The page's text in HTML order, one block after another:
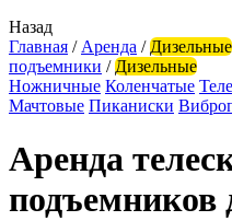
Назад
Главная / Аренда / Дизельные
подъемники / Дизельные
Ножничные Коленчатые
Мачтовые Пиканиски
Аренда
подъемников